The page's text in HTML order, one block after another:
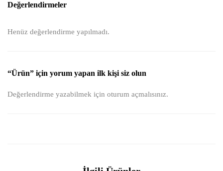
Değerlendirmeler
Henüz değerlendirme yapılmadı.
“Ürün” için yorum yapan ilk kişi siz olun
Değerlendirme yazabilmek için oturum açmalısınız.